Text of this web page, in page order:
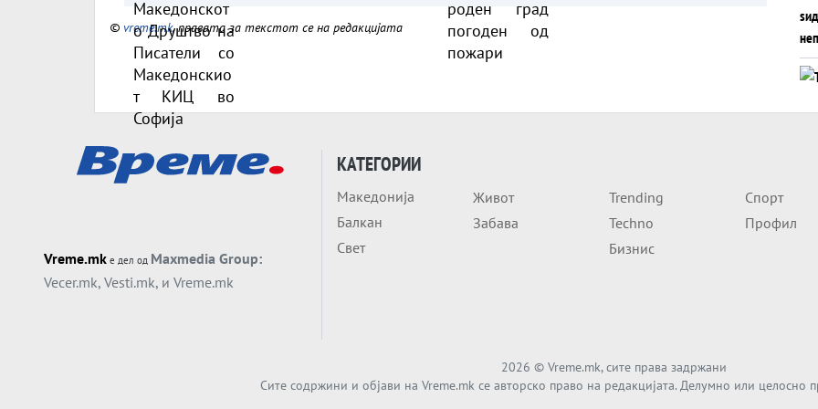
Софија
© vreme.mk, правата за текстот се на редакцијата
Vreme.mk е дел од Maxmedia Group:
Vecer.mk, Vesti.mk, и Vreme.mk
КАТЕГОРИИ
Македонија
Балкан
Свет
Живот
Забава
Trending
Techno
Бизнис
Спорт
Профил
2026 © Vreme.mk, сите права задржани
Сите содржини и објави на Vreme.mk се авторско право на редакцијата. Делумно или целосно